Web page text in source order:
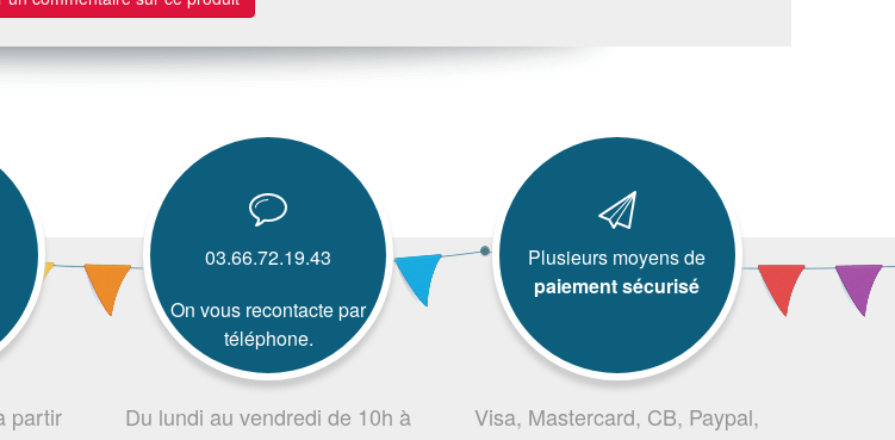
partir
03.66.72.19.43
On vous recontacte par
téléphone.
Du lundi au vendredi de 10h à
Plusieurs moyens de
paiement sécurisé
Visa, Mastercard, CB, Paypal,